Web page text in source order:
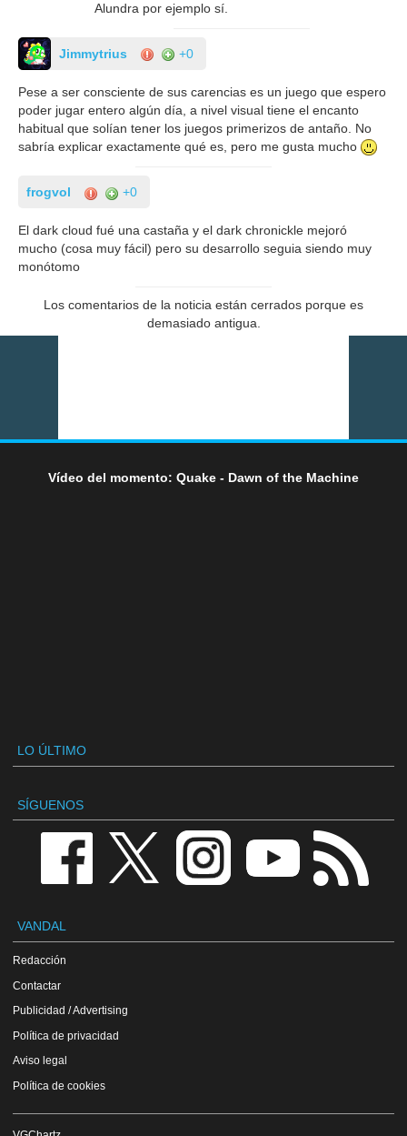
Alundra por ejemplo sí.
Jimmytrius +0
Pese a ser consciente de sus carencias es un juego que espero
poder jugar entero algún día, a nivel visual tiene el encanto
habitual que solían tener los juegos primerizos de antaño. No
sabría explicar exactamente qué es, pero me gusta mucho
frogvol +0
El dark cloud fué una castaña y el dark chronickle mejoró
mucho (cosa muy fácil) pero su desarrollo seguia siendo muy
monótomo
Los comentarios de la noticia están cerrados porque es
demasiado antigua.
Vídeo del momento: Quake - Dawn of the Machine
LO ÚLTIMO
SÍGUENOS
VANDAL
Redacción
Contactar
Publicidad / Advertising
Política de privacidad
Aviso legal
Política de cookies